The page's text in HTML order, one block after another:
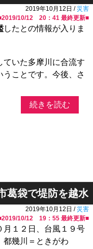
2019年10月12日 / 災害
2019/10/12 20：41 最終更新■
したとの情報が入りま
いた多摩川に合流す
ことです。今後、さ
続きを読む
葛袋で堤防を越水
2019年10月12日 / 災害
2019/10/12 19：55 最終更新■
月１２日、台風１９号
都幾川＝ときがわ